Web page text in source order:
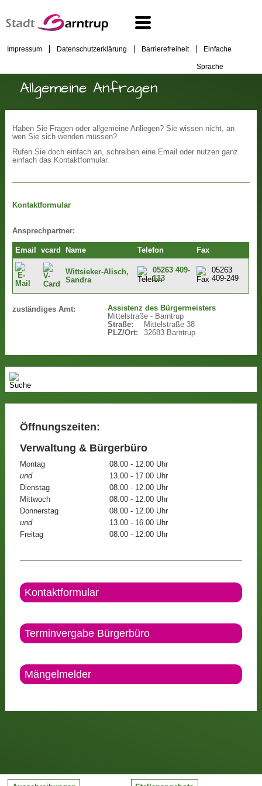
Impressum Datenschutzerklärung Barrierefreiheit Einfache
Sprache
Allgemeine Anfragen
Haben Sie Fragen oder allgemeine Anliegen? Sie wissen nicht, an
wen Sie sich wenden müssen?
Rufen Sie doch einfach an, schreiben eine Email oder nutzen ganz
einfach das Kontaktformular.
Kontaktformular
Ansprechpartner:
Email vcard Name Telefon Fax
Wittsieker-Alisch,
Sandra
05263 409-
113
05263
409-249
zuständiges Amt:
Assistenz des Bürgermeisters
Mittelstraße - Barntrup
Straße:
Mittelstraße 38
PLZ/Ort:
32683 Barntrup
Öffnungszeiten:
Verwaltung & Bürgerbüro
Montag
08.00 - 12.00 Uhr
und
13.00 - 17.00 Uhr
Dienstag
08.00 - 12.00 Uhr
Mittwoch
08.00 - 12.00 Uhr
Donnerstag
08.00 - 12.00 Uhr
und
13.00 - 16.00 Uhr
Freitag
08.00 - 12:00 Uhr
Kontaktformular
Terminvergabe Bürgerbüro
Mängelmelder